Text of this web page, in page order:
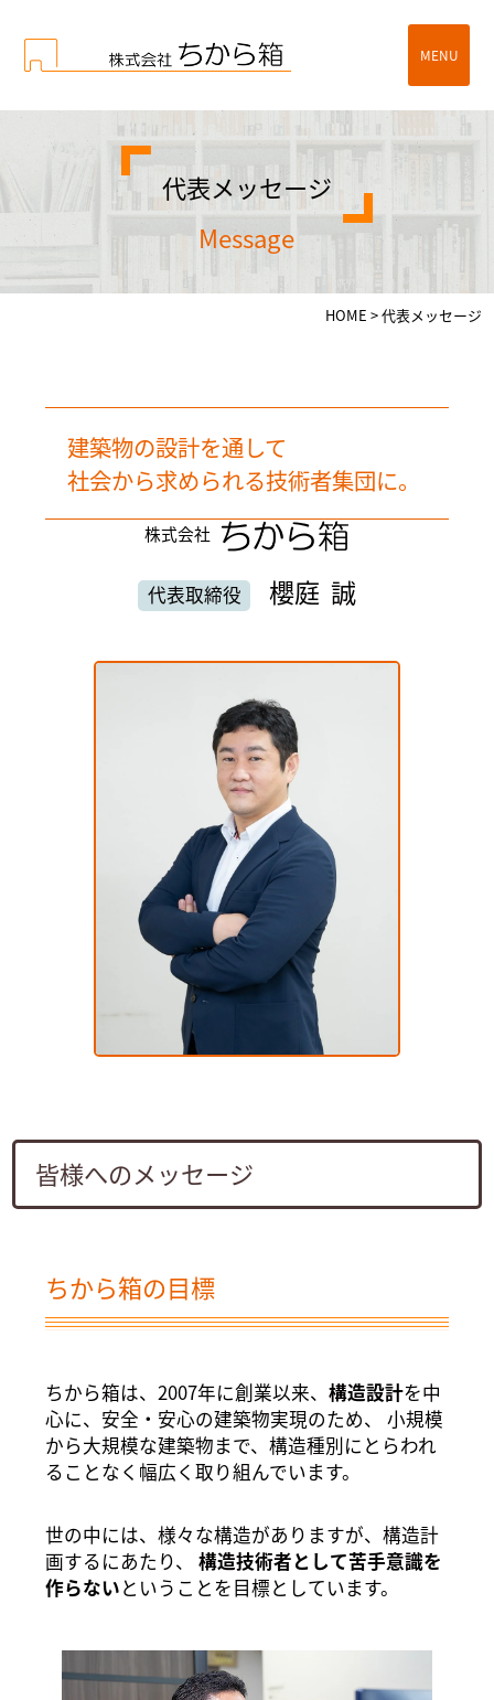
MENU
代表メッセージ
message
HOME >代表メッセージ
建築物の設計を通して
社会から求められる技術者集団に。
株式会社
代表取締役 櫻庭 誠
皆様へのメッセージ
ちから箱の目標
ちから箱は、2007年に創業以来、 構造設計を中
心に、安全・安心の建築物実現のため、 小規模
から大規模な建築物まで、構造種別にとらわれ
ることなく幅広く取り組んでいます。
世の中には、様々な構造がありますが、構造計
画するにあたり、
構造技術者として苦手意識を
作らないということを目標としています。